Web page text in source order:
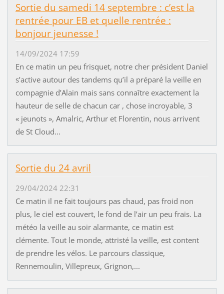
Sortie du samedi 14 septembre : c’est la
rentrée pour EB et quelle rentrée :
bonjour jeunesse !
14/09/2024 17:59
En ce matin un peu frisquet, notre cher président Daniel
s’active autour des tandems qu’il a préparé la veille en
compagnie d’Alain mais sans connaître exactement la
hauteur de selle de chacun car , chose incroyable, 3
« jeunots », Amalric, Arthur et Florentin, nous arrivent
de St Cloud...
Sortie du 24 avril
29/04/2024 22:31
Ce matin il ne fait toujours pas chaud, pas froid non
plus, le ciel est couvert, le fond de l’air un peu frais. La
météo la veille au soir alarmante, ce matin est
clémente. Tout le monde, attristé la veille, est content
de prendre les vélos. Le parcours classique,
Rennemoulin, Villepreux, Grignon,...